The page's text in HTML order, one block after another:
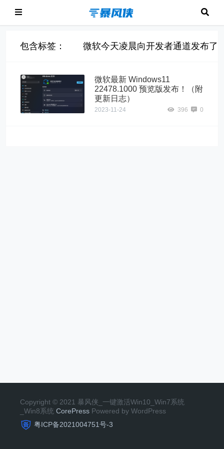
包含标签： 微软今天凌晨向开发者通道发布了
微软最新 Windows11
22478.1000 预览版发布！（附
更新日志）
2023-11-24 396 0
Copyright © 2021 暴风侠_一键激活Win10_Win7系统
_Win8系统 CorePress Powered by WordPress
粤ICP备2021004751号-3